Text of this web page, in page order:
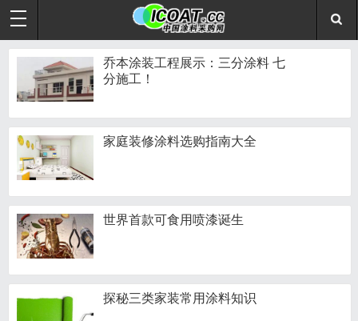
乔本涂装工程展示：三分涂料 七
分施工！
家庭装修涂料选购指南大全
世界首款可食用喷漆诞生
探秘三类家装常用涂料知识